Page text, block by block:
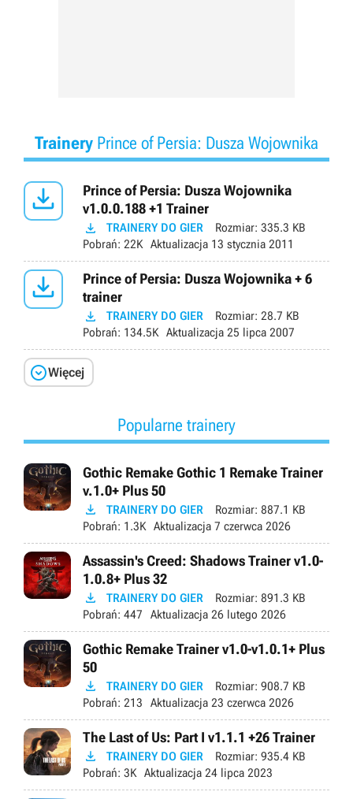
Trainery Prince of Persia: Dusza Wojownika

Prince of Persia: Dusza Wojownika
v1.0.0.188 +1 Trainer
 TRAINERY DO GIER Rozmiar: 335.3 KB
Pobrań: 22K Aktualizacja 13 stycznia 2011

Prince of Persia: Dusza Wojownika + 6
trainer
 TRAINERY DO GIER Rozmiar: 28.7 KB
Pobrań: 134.5K Aktualizacja 25 lipca 2007
Więcej
Popularne trainery
Gothic Remake Gothic 1 Remake Trainer
v.1.0+ Plus 50
 TRAINERY DO GIER Rozmiar: 887.1 KB
Pobrań: 1.3K Aktualizacja 7 czerwca 2026
Assassin's Creed: Shadows Trainer v1.0-
1.0.8+ Plus 32
 TRAINERY DO GIER Rozmiar: 891.3 KB
Pobrań: 447 Aktualizacja 26 lutego 2026
Gothic Remake Trainer v1.0-v1.0.1+ Plus
50
 TRAINERY DO GIER Rozmiar: 908.7 KB
Pobrań: 213 Aktualizacja 23 czerwca 2026
The Last of Us: Part I v1.1.1 +26 Trainer
 TRAINERY DO GIER Rozmiar: 935.4 KB
Pobrań: 3K Aktualizacja 24 lipca 2023